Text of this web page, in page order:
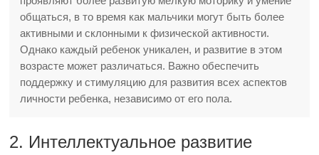
общаться, в то время как мальчики могут быть более
активными и склонными к физической активности.
Однако каждый ребенок уникален, и развитие в этом
возрасте может различаться. Важно обеспечить
поддержку и стимуляцию для развития всех аспектов
личности ребенка, независимо от его пола.
2. Интеллектуальное развитие